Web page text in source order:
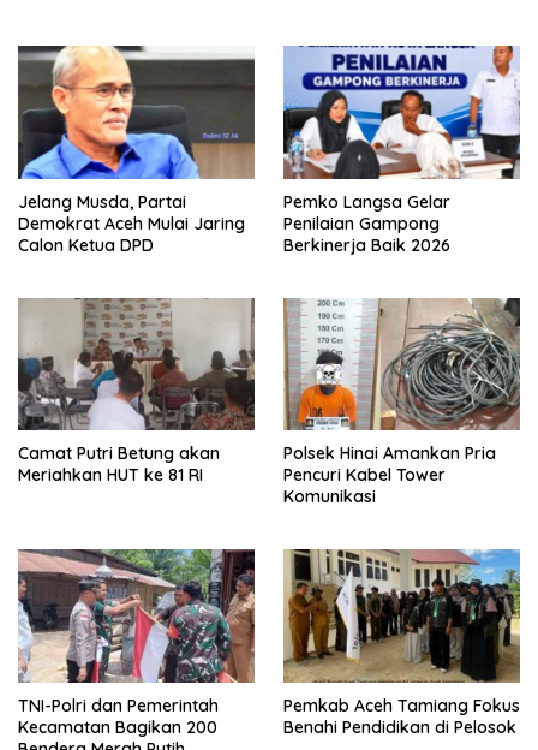
Jelang Musda, Partai
Demokrat Aceh Mulai Jaring
Calon Ketua DPD
Pemko Langsa Gelar
Penilaian Gampong
Berkinerja Baik 2026
Camat Putri Betung akan
Meriahkan HUT ke 81 RI
Polsek Hinai Amankan Pria
Pencuri Kabel Tower
Komunikasi
TNI-Polri dan Pemerintah
Kecamatan Bagikan 200
Pemkab Aceh Tamiang Fokus
Benahi Pendidikan di Pelosok